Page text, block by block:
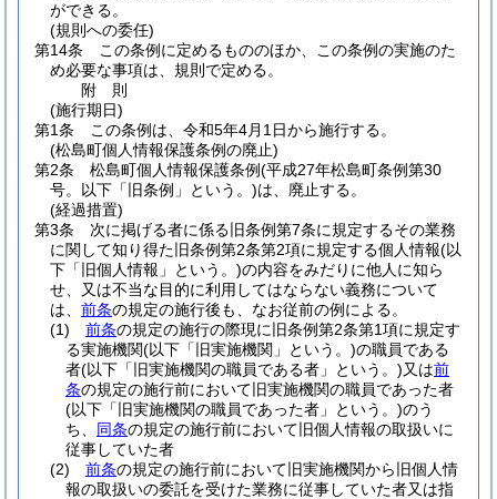
ができる。
(規則への委任)
第14条
この条例に定めるもののほか、この条例の実施のた
め必要な事項は、規則で定める。
附 則
(施行期日)
第1条
この条例は、令和5年4月1日から施行する。
(松島町個人情報保護条例の廃止)
第2条
松島町個人情報保護条例(平成27年松島町条例第30
号。以下「旧条例」という。)は、廃止する。
(経過措置)
第3条
次に掲げる者に係る旧条例第7条に規定するその業務
に関して知り得た旧条例第2条第2項に規定する個人情報(以
下「旧個人情報」という。)の内容をみだりに他人に知ら
せ、又は不当な目的に利用してはならない義務について
は、 前条の規定の施行後も、なお従前の例による。
(1)
前条の規定の施行の際現に旧条例第2条第1項に規定す
る実施機関(以下「旧実施機関」という。)の職員である
者(以下「旧実施機関の職員である者」という。)又は前
条の規定の施行前において旧実施機関の職員であった者
(以下「旧実施機関の職員であった者」という。)のう
ち、 同条の規定の施行前において旧個人情報の取扱いに
従事していた者
(2)
前条の規定の施行前において旧実施機関から旧個人情
報の取扱いの委託を受けた業務に従事していた者又は指